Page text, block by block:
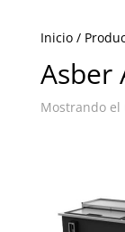
Inicio/
Asber
Mostrando